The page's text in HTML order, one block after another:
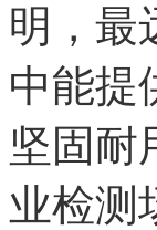
明，最
中能提
坚固耐
业检测